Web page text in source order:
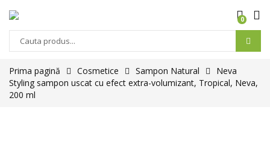
0
Prima pagină Cosmetice Sampon Natural
Neva
Styling sampon uscat cu efect extra-volumizant, Tropical, Neva,
200 ml